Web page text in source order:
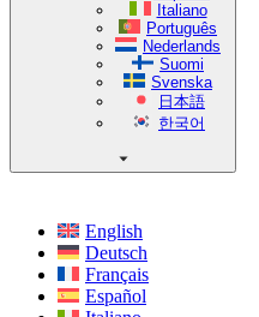
Italiano
Português
Nederlands
Suomi
Svenska
日本語
한국어
English
Deutsch
Français
Español